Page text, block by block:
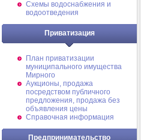
Схемы водоснабжения и
водоотведения
Приватизация
План приватизации
муниципального имущества
Мирного
Аукционы, продажа
посредством публичного
предложения, продажа без
объявления цены
Справочная информация
Предпринимательство